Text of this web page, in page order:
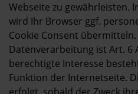
Webseite zu gewährleisten.
wird Ihr Browser ggf.
Cookie Consent
Datenverarbeitung ist Art. 6
berechtigte Interesse
Funktion der Internetseite.